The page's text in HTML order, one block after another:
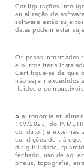
Configurações
atualização de
software estão
datas podem estar
Os pesos informados
e outros itens
Certifique-se de que
não sejam excedidos
fluidos e
A autonomia
169/2023, do
condutor) e externas
condições de
dirigibilidade,
fechado, uso de
pneus, topografia,